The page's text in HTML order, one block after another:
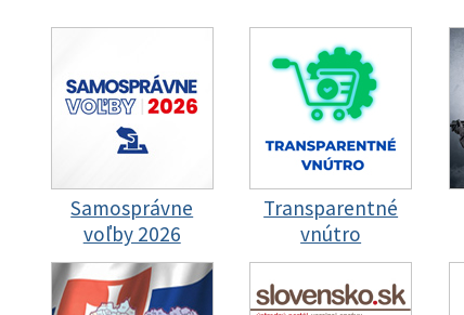
Samosprávne
voľby 2026
Transparentné
vnútro